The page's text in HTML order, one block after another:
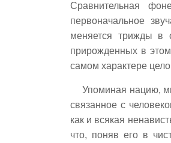
Сравнительная
первоначальное
меняется трижды в
прирожденных в
самом характере
Упоминая нацию,
связанное с
как и всякая
что, поняв его в